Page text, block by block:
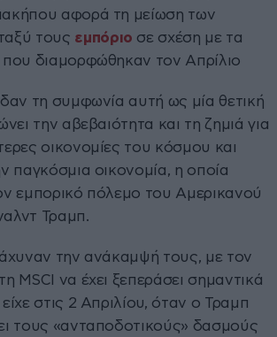
αφορά τη μείωση των
τους εμπόριο σε σχέση με τα
που διαμορφώθηκαν τον Απρίλιο
τη συμφωνία αυτή ως μία θετική
την αβεβαιότητα και τη ζημιά για
οικονομίες του κόσμου και
παγκόσμια οικονομία, η οποία
εμπορικό πόλεμο του Αμερικανού
Τραμπ.
την ανάκαμψή τους, με τον
MSCI να έχει ξεπεράσει σημαντικά
στις 2 Απριλίου, όταν ο Τραμπ
τους «ανταποδοτικούς» δασμούς